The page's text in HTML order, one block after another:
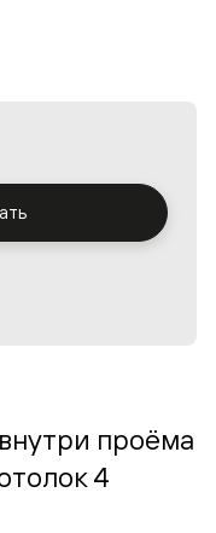
с различными
освещённость.
единый профиль
в одном
координируется
проёма
4